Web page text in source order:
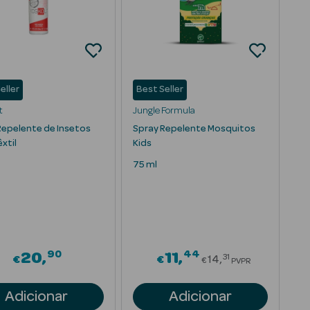
de Insetos
€20 90
Adicionar
Best Seller
Jungle Formula
Spray Repelente Mosquitos
Kids
75 ml
€11 44Price reduced
€14 31 PVPR
Adicionar